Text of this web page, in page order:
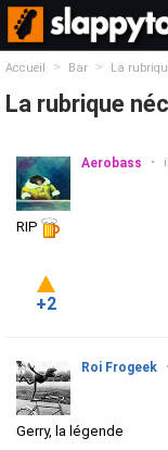
Accueil > Bar > La
La rubrique
Aerobass •
RIP
+2
Roi Frogeek •
Gerry, la légende